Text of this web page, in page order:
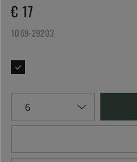
€ 17
1069-29203